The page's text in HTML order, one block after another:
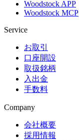
Woodstock APP
Woodstock MCP
Service
お取引
口座開設
取扱銘柄
入出金
手数料
Company
会社概要
採用情報